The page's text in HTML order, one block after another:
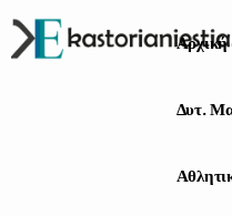
Αρχική
Δυτ.